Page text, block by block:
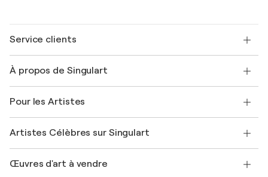
Service clients
Expédition
Offrir une carte cadeau
Rejoignez notre programme commercial
Mon compte
+33 1 76 44 06 42
À propos de Singulart
FAQ
Magazine Singulart
Emplois
Découvrez une sélection d'art original
Pour les Artistes
Se connecter en tant qu'Artiste
Artistes Célèbres sur Singulart
Marc Chagall
Œuvres d'art à vendre